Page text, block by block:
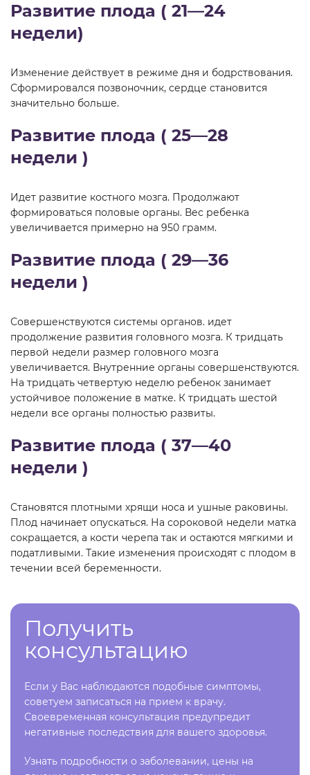
Развитие плода ( 21—24
недели)
Изменение действует в режиме дня и бодрствования.
Сформировался позвоночник, сердце становится
значительно больше.
Развитие плода ( 25—28
недели )
Идет развитие костного мозга. Продолжают
формироваться половые органы. Вес ребенка
увеличивается примерно на 950 грамм.
Развитие плода ( 29—36
недели )
Совершенствуются системы органов. идет
продолжение развития головного мозга. К тридцать
первой недели размер головного мозга
увеличивается. Внутренние органы совершенствуются.
На тридцать четвертую неделю ребенок занимает
устойчивое положение в матке. К тридцать шестой
недели все органы полностью развиты.
Развитие плода ( 37—40
недели )
Становятся плотными хрящи носа и ушные раковины.
Плод начинает опускаться. На сороковой недели матка
сокращается, а кости черепа так и остаются мягкими и
податливыми. Такие изменения происходят с плодом в
течении всей беременности.
Получить
консультацию
Если у Вас наблюдаются подобные симптомы,
советуем записаться на прием к врачу.
Своевременная консультация предупредит
негативные последствия для вашего здоровья.
Узнать подробности о заболевании, цены на